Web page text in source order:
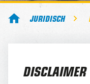
JURIDISCH
DISCLAIMER